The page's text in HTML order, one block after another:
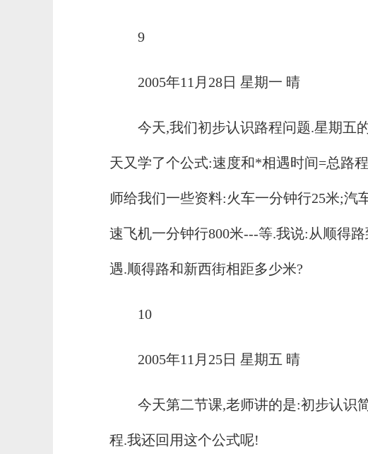
9
2005年11月28日 星期一 晴
今天,我们初步认识路程问题.星期五
天又学了个公式:速度和*相遇时间=总路
师给我们一些资料:火车一分钟行25米;汽
速飞机一分钟行800米---等.我说:从顺得
遇.顺得路和新西街相距多少米?
10
2005年11月25日 星期五 晴
今天第二节课,老师讲的是:初步认识
程.我还回用这个公式呢!